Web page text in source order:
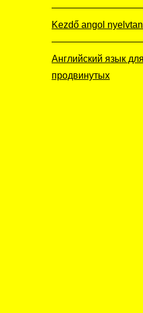
Kezdő angol
Английский язык
продвинутых